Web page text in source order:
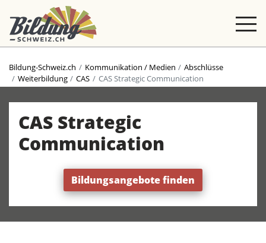
Bildung-Schweiz.ch Kommunikation / Medien
Abschlüsse
Weiterbildung
CAS CAS Strategic Communication
CAS Strategic
Communication
Bildungsangebote finden